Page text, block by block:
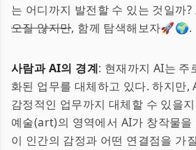
는 어디까지 발전할 수 있는 것일까
오질 않지만, 함께 탐색해보자🚀🌍.
사람과 AI의 경계: 현재까지 AI는 주
화된 업무를 대체하고 있다. 하지만,
감정적인 업무까지 대체할 수 있을
예술(art)의 영역에서 AI가 창작물을
이 인간의 감정과 어떤 연결점을 가